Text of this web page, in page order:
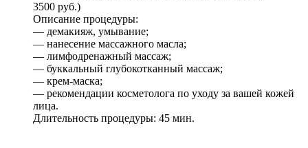
3500 руб.)
Описание процедуры:
— демакияж, умывание;
— нанесение массажного масла;
— лимфодренажный массаж;
— буккальный глубокотканный массаж;
— крем-маска;
— рекомендации косметолога по уходу за вашей кожей
лица.
Длительность процедуры: 45 мин.